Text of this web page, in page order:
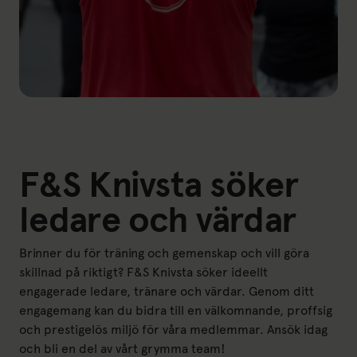
F&S Knivsta söker
ledare och värdar
Brinner du för träning och gemenskap och vill göra
skillnad på riktigt? F&S Knivsta söker ideellt
engagerade ledare, tränare och värdar. Genom ditt
engagemang kan du bidra till en välkomnande, proffsig
och prestigelös miljö för våra medlemmar. Ansök idag
och bli en del av vårt grymma team!